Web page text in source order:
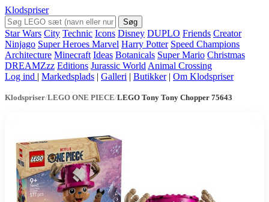
Klodspriser
Søg
Star Wars City Technic Icons Disney DUPLO Friends Creator
Ninjago Super Heroes Marvel Harry Potter Speed Champions
Architecture Minecraft Ideas Botanicals Super Mario Christmas
DREAMZzz Editions Jurassic World Animal Crossing
Log ind | Markedsplads | Galleri | Butikker | Om Klodspriser
Klodspriser/LEGO ONE PIECE/LEGO Tony Tony Chopper 75643